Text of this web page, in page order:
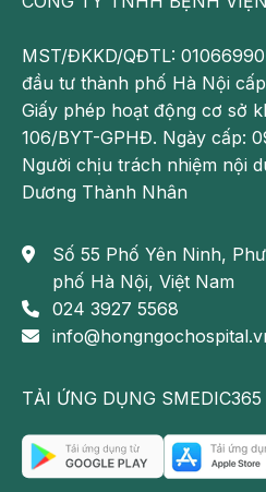
kể từ khi tiêm mũi 3.
Vaccine PCV10 được
Với trẻ dưới 12 tháng tuổi
phế cầu trước đó
MST/ĐKKD/QĐTL:
đầu tư thành phố Hà Nội
Giấy phép hoạt động cơ sở
106/BYT-GPHĐ. Ngày cấp:
Người chịu trách nhiệm nội
Dương Thành Nhân
Số 55 Phố Yên Ninh,
phố Hà Nội, Việt Nam
024 3927 5568
TẢI ỨNG DỤNG SMEDIC365